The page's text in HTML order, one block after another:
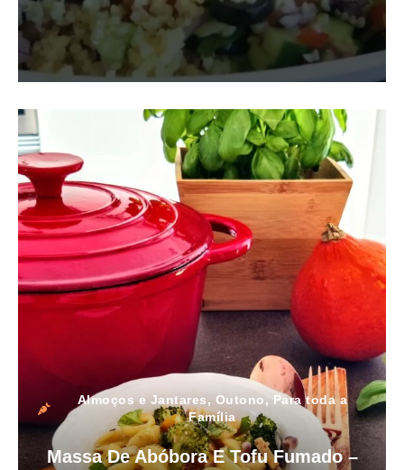
Almoços e Jantares, Outono, Para toda a
Família
Massa De Abóbora E Tofu Fumado –